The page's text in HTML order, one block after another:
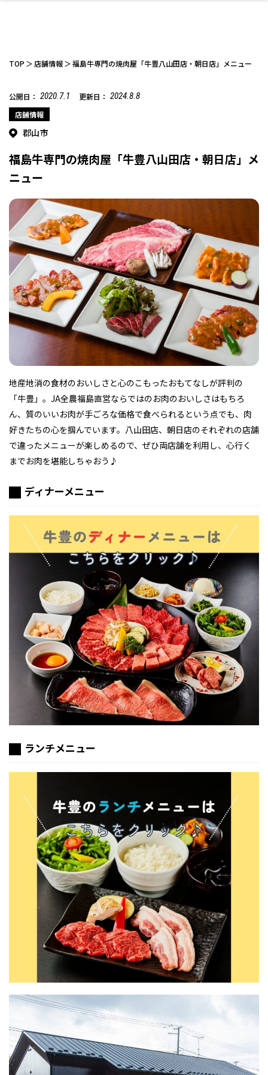
カフェ
お酒 洋食 中華
和食 わんぱく 福島ローカルグル
メ
パン アジア・エスニッ
ク
テイクアウト
ランチ
開成山公園
デート・友達と ひとりで アウトドア
温泉 体験 名所
レジャー・スポー
ツ施設
非日常 イベントレポート
その他
美容室
美容アイテム エイジングケア メンズ
フィットネス・や
せたい
鍼灸・整体・リラ
クゼーション
まつ毛サロン
脱毛 温活・サウナ 歯列矯正・審美歯
科
その他
ファッション
スポーツ・アウト
ドア
ギフト・お土産 キッズ
インテリア 食品・酒 生活を彩るモノ
その他
お仕事探し
保険 病院・クリニック
趣味・スキルアッ
プ
保育園・こども園 子どもの習い事・
塾
幼稚園 教育 ライフイベント
その他
家づくり
リフォーム・リノ
ベーション
自治体インフォ その他
TOP 店舗情報 福島牛専門の焼肉屋「牛豊八山田店・朝日店」メニュー
公開日： 2020.7.1 更新日： 2024.8.8
店舗情報
郡山市
福島牛専門の焼肉屋「牛豊八山田店・朝日店」メ
ニュー
地産地消の食材のおいしさと心のこもったおもてなしが評判の
「牛豊」。JA全農福島直営ならではのお肉のおいしさはもちろ
ん、質のいいお肉が手ごろな価格で食べられるという点でも、肉
好きたちの心を掴んでいます。八山田店、朝日店のそれぞれの店舗
で違ったメニューが楽しめるので、ぜひ両店舗を利用し、心行く
までお肉を堪能しちゃおう♪
ディナーメニュー
ランチメニュー